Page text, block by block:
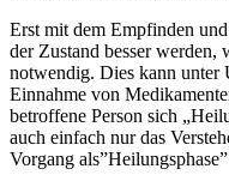
Erst mit dem Empfinden
der Zustand besser
notwendig. Dies kann unter
Einnahme von
betroffene Person sich
auch einfach nur das
Vorgang